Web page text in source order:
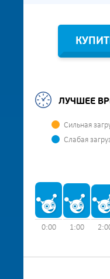
ЛУЧШЕЕ
Сильная
Слабая
0:00 1:00